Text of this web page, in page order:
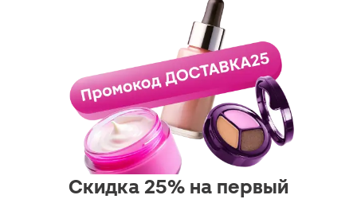
Скидка 25% на первый